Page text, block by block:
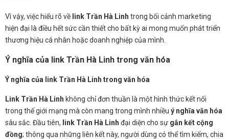
Vì vậy, việc hiểu rõ về link Trần Hà Linh trong bối cảnh marketing
hiện đại là điều hết sức cần thiết cho bất kỳ ai mong muốn phát triển
thương hiệu cá nhân hoặc doanh nghiệp của mình.
Ý nghĩa của link Trần Hà Linh trong văn hóa
Ý nghĩa của link Trần Hà Linh trong văn hóa
Link Trần Hà Linh không chỉ đơn thuần là một hình thức kết nối
trong thế giới mạng mà còn mang trong mình nhiều ý nghĩa văn hóa
sâu sắc. Đầu tiên, link Trần Hà Linh đại diện cho sự gắn kết cộng
đồng; thông qua những liên kết này, người dùng có thể tìm kiếm, chia